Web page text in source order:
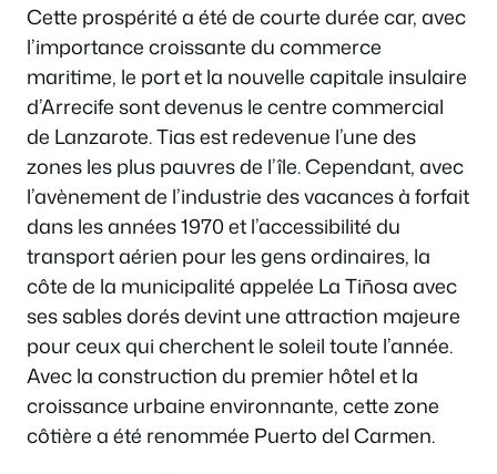
Cette prospérité a été de courte durée car, avec
l’importance croissante du commerce
maritime, le port et la nouvelle capitale insulaire
d’Arrecife sont devenus le centre commercial
de Lanzarote. Tias est redevenue l’une des
zones les plus pauvres de l’île. Cependant, avec
l’avènement de l’industrie des vacances à forfait
dans les années 1970 et l’accessibilité du
transport aérien pour les gens ordinaires, la
côte de la municipalité appelée La Tiñosa avec
ses sables dorés devint une attraction majeure
pour ceux qui cherchent le soleil toute l’année.
Avec la construction du premier hôtel et la
croissance urbaine environnante, cette zone
côtière a été renommée Puerto del Carmen.